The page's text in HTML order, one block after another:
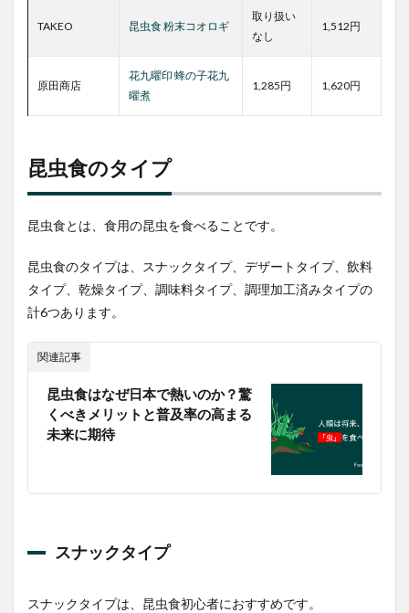
イプ
加工
3
の昆
虫食
3.1
MNH
未来コ
オロギ
TAKEO
フタホシ
コオロギ
チョコレ
ラン
TAKEO 昆虫食 粉末コオロギ
取り扱い
なし
1,512円
原田商店
花九曜印 蜂の子花九
曜煮
1,285円 1,620円
昆虫食のタイプ
昆虫食とは、食用の昆虫を食べることです。
昆虫食のタイプは、スナックタイプ、デザートタイプ、飲料
タイプ、乾燥タイプ、調味料タイプ、調理加工済みタイプの
計6つあります。
関連記事
昆虫食はなぜ日本で熱いのか？驚
くべきメリットと普及率の高まる
未来に期待
スナックタイプ
スナックタイプは、昆虫食初心者におすすめです。